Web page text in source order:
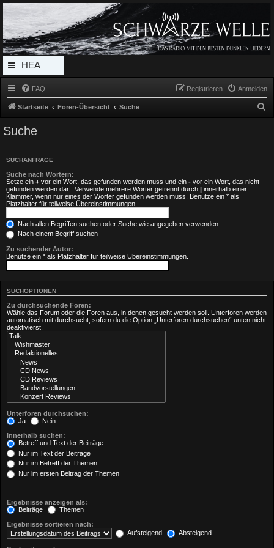
Radio Schwarze Welle Forum
Das Radio mit den Besten Dunklen Liedern
HEA
DERL
MEN
U
FAQ Anmelden
Registrieren
Startseite Foren-Übersicht Suche
e
Suche
SUCHANFRAGE
Suche nach Wörtern:
Setze ein + vor ein Wort, das gefunden werden muss und ein - vor ein Wort, das nicht
gefunden werden darf. Verwende mehrere Wörter getrennt durch | innerhalb einer
Klammer, wenn nur eines der Wörter gefunden werden muss. Benutze ein * als
Platzhalter für teilweise Übereinstimmungen.
Nach allen Begriffen suchen oder Suche wie angegeben verwenden
Nach einem Begriff suchen
Zu suchender Autor:
Benutze ein * als Platzhalter für teilweise Übereinstimmungen.
SUCHOPTIONEN
Zu durchsuchende Foren:
Wähle das Forum oder die Foren aus, in denen gesucht werden soll. Unterforen werden
automatisch mit durchsucht, sofern du die Option „Unterforen durchsuchen“ unten nicht
deaktivierst.
Unterforen durchsuchen:
Ja
Nein
Innerhalb suchen:
Betreff und Text der Beiträge
Nur im Text der Beiträge
Nur im Betreff der Themen
Nur im ersten Beitrag der Themen
Ergebnisse anzeigen als:
Beiträge
Themen
Ergebnisse sortieren nach:
Aufsteigend
Absteigend